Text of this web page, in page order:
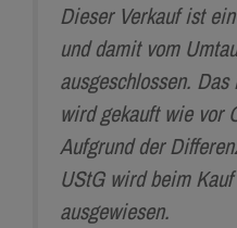
Dieser Verkauf ist
und damit vom
ausgeschlossen.
wird gekauft wie vor
Aufgrund der
UStG wird beim
ausgewiesen.